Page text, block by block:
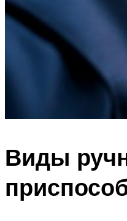
Виды